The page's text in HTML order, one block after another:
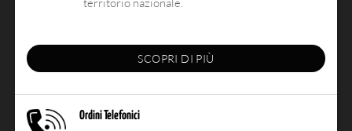
SCOPRI DI PIÙ
Ordini Telefonici